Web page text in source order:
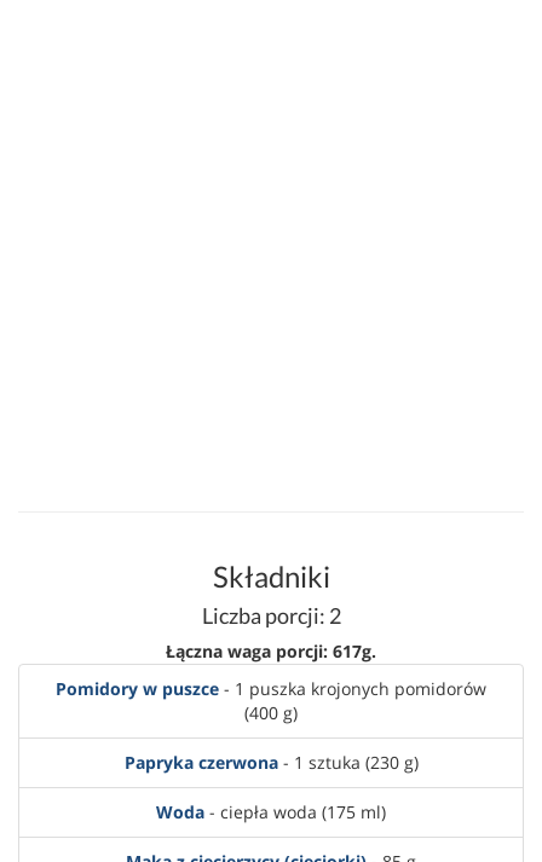
Składniki
Liczba porcji: 2
Łączna waga porcji: 617g.
Pomidory w puszce - 1 puszka krojonych pomidorów
(400 g)
Papryka czerwona- 1 sztuka (230 g)
Woda - ciepła woda (175 ml)